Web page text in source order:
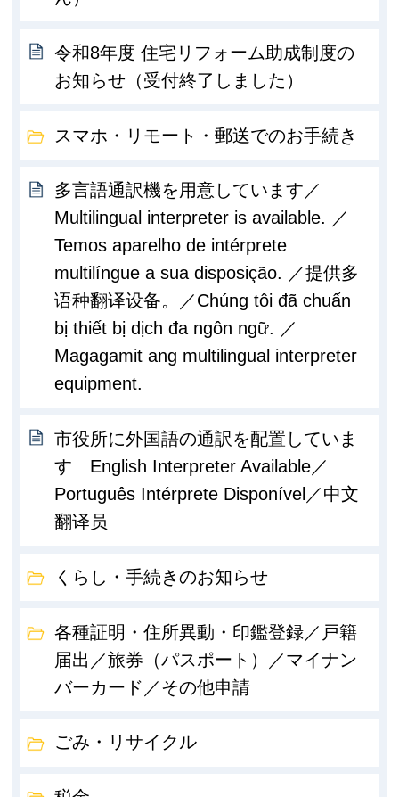
令和8年度 住宅リフォーム助成制度の
お知らせ（受付終了しました）
スマホ・リモート・郵送でのお手続き
多言語通訳機を用意しています／
Multilingual interpreter is available. ／
Temos aparelho de intérprete
multilíngue a sua disposição. ／提供多
语种翻译设备。／Chúng tôi đã chuẩn
bị thiết bị dịch đa ngôn ngữ. ／
Magagamit ang multilingual interpreter
equipment.
市役所に外国語の通訳を配置していま
す English Interpreter Available／
Português Intérprete Disponível／中文
翻译员
くらし・手続きのお知らせ
各種証明・住所異動・印鑑登録／戸籍
届出／旅券（パスポート）／マイナン
バーカード／その他申請
ごみ・リサイクル